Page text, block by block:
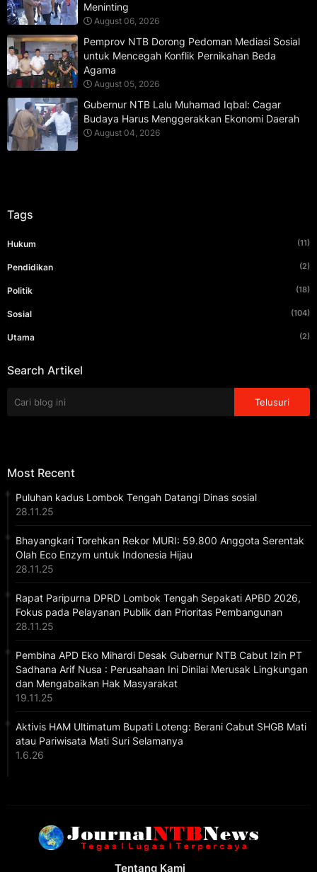
Meninting
August 06, 2026
Pemprov NTB Dorong Pedoman Mediasi Sosial
untuk Mencegah Konflik Pernikahan Beda
Agama
August 05, 2026
Gubernur NTB Lalu Muhamad Iqbal: Cagar
Budaya Harus Menggerakkan Ekonomi Daerah
August 04, 2026
Tags
Hukum (11)
Pendidikan (2)
Politik (18)
Sosial (104)
Utama (2)
Search Artikel
Most Recent
Puluhan kadus Lombok Tengah Datangi Dinas sosial
28.11.25
Bhayangkari Torehkan Rekor MURI: 59.800 Anggota Serentak
Olah Eco Enzym untuk Indonesia Hijau
28.11.25
Rapat Paripurna DPRD Lombok Tengah Sepakati APBD 2026,
Fokus pada Pelayanan Publik dan Prioritas Pembangunan
28.11.25
Pembina APD Eko Mihardi Desak Gubernur NTB Cabut Izin PT
Sadhana Arif Nusa : Perusahaan Ini Dinilai Merusak Lingkungan
dan Mengabaikan Hak Masyarakat
19.11.25
Aktivis HAM Ultimatum Bupati Loteng: Berani Cabut SHGB Mati
atau Pariwisata Mati Suri Selamanya
1.6.26
Tentang Kami